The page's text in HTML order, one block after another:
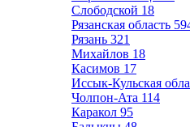
Слободской 18
Рязанская область
Рязань 321
Михайлов 18
Касимов 17
Иссык-Кульская
Чолпон-Ата 114
Каракол 95